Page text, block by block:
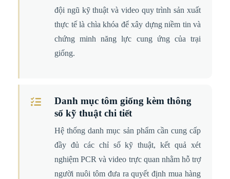
đội ngũ kỹ thuật và video quy trình sản xuất
thực tế là chìa khóa để xây dựng niềm tin và
chứng minh năng lực cung ứng của trại
giống.
Danh mục tôm giống kèm thông
số kỹ thuật chi tiết
Hệ thống danh mục sản phẩm cần cung cấp
đầy đủ các chỉ số kỹ thuật, kết quả xét
nghiệm PCR và video trực quan nhằm hỗ trợ
người nuôi tôm đưa ra quyết định mua hàng